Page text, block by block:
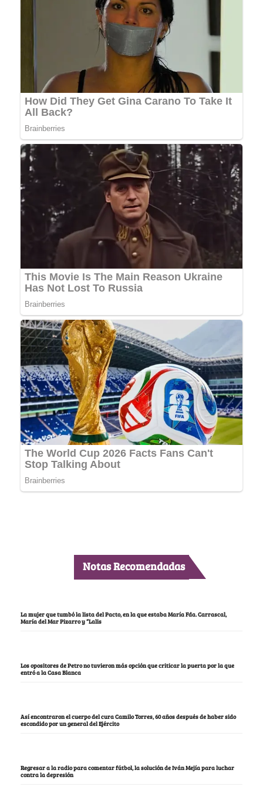
Notas Recomendadas
La mujer que tumbó la lista del Pacto, en la que estaba María Fda. Carrascal,
María del Mar Pizarro y “Lalis
Los opositores de Petro no tuvieron más opción que criticar la puerta por la que
entró a la Casa Blanca
Así encontraron el cuerpo del cura Camilo Torres, 60 años después de haber sido
escondido por un general del Ejército
Regresar a la radio para comentar fútbol, la solución de Iván Mejía para luchar
contra la depresión